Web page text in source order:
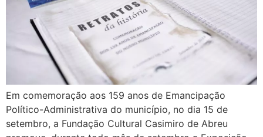
Em comemoração aos 159 anos de Emancipação
Político-Administrativa do município, no dia 15 de
setembro, a Fundação Cultural Casimiro de Abreu